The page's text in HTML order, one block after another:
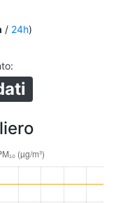
/ 24h)
: